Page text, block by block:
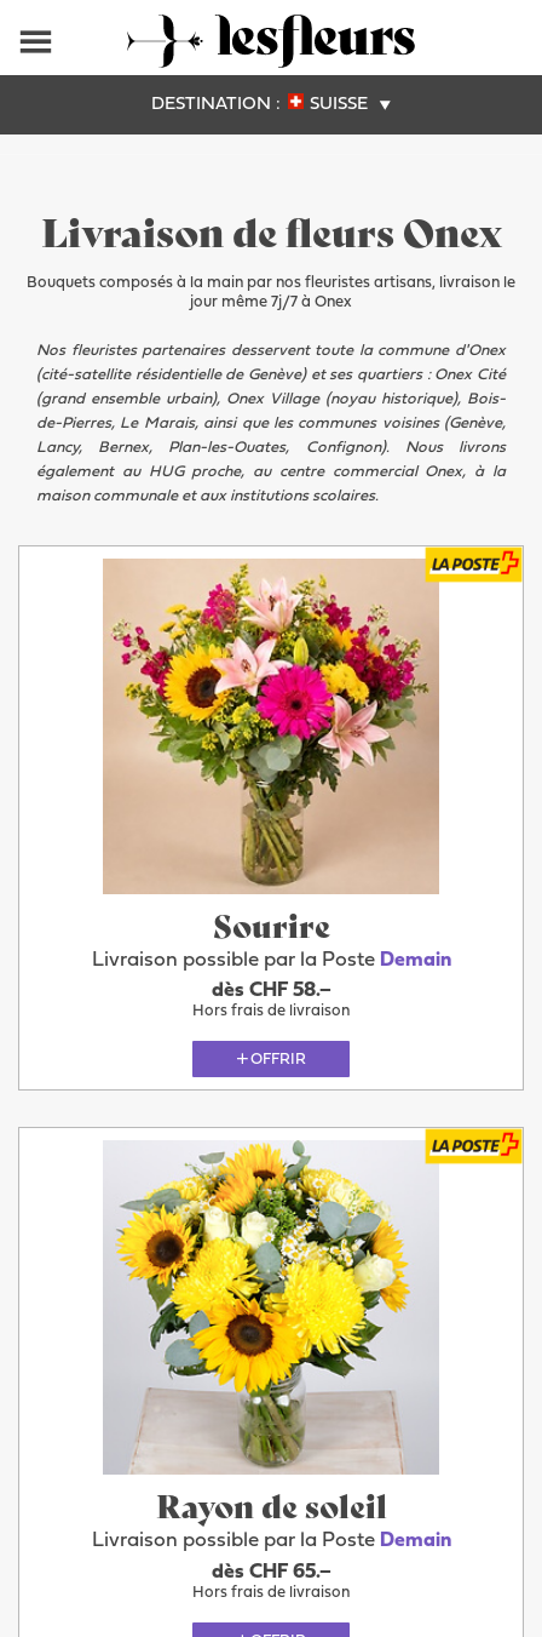
DESTINATION : SUISSE
Livraison de fleurs Onex
Bouquets composés à la main par nos fleuristes artisans, livraison le
jour même 7j/7 à Onex
Nos fleuristes partenaires desservent toute la commune d'Onex
(cité-satellite résidentielle de Genève) et ses quartiers : Onex Cité
(grand ensemble urbain), Onex Village (noyau historique), Bois-
de-Pierres, Le Marais, ainsi que les communes voisines (Genève,
Lancy, Bernex, Plan-les-Ouates, Confignon). Nous livrons
également au HUG proche, au centre commercial Onex, à la
maison communale et aux institutions scolaires.
Sourire
Livraison possible par la Poste Demain
dès CHF 58.–
Hors frais de livraison
OFFRIR
Rayon de soleil
Livraison possible par la Poste Demain
dès CHF 65.–
Hors frais de livraison